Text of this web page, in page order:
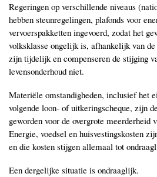
Regeringen op verschillende niveaus
hebben steunregelingen, plafonds voor
vervoerspakketten ingevoerd, zodat het
volksklasse ongelijk is, afhankelijk van
zijn tijdelijk en compenseren de stijging
levensonderhoud niet.
Materiële omstandigheden, inclusief het
volgende loon- of uitkeringscheque, zijn
geworden voor de overgrote meerderheid
Energie, voedsel en huisvestingskosten
en die kosten stijgen allemaal tot
Een dergelijke situatie is ondraaglijk.